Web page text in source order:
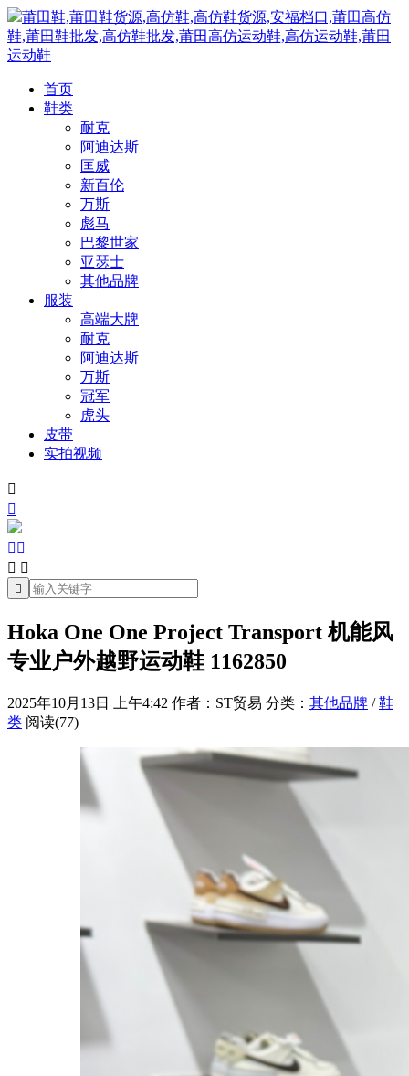
莆田鞋,莆田鞋货源,高仿鞋,高仿鞋货源,安福档口,莆田高仿
鞋,莆田鞋批发,高仿鞋批发,莆田高仿运动鞋,高仿运动鞋,莆田
运动鞋
首页
鞋类
耐克
阿迪达斯
匡威
新百伦
万斯
彪马
巴黎世家
亚瑟士
其他品牌
服装
高端大牌
耐克
阿迪达斯
万斯
冠军
虎头
皮带
实拍视频


 
 

Hoka One One Project Transport 机能风
专业户外越野运动鞋 1162850
2025年10月13日 上午4:42 作者：ST贸易 分类： 其他品牌 /鞋
类 阅读(77)